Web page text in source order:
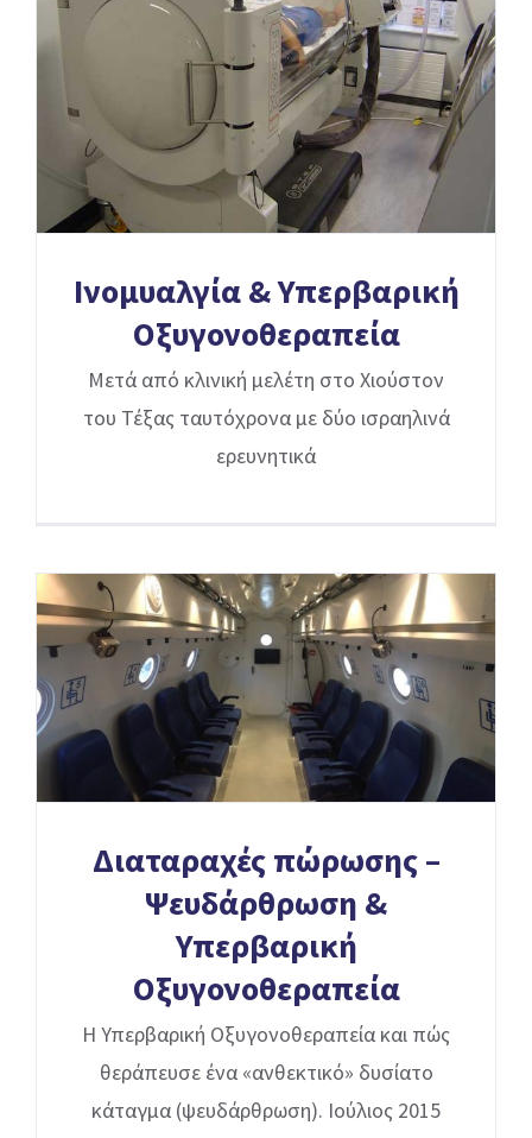
Ινομυαλγία & Υπερβαρική
Οξυγονοθεραπεία
Μετά από κλινική μελέτη στο Χιούστον
του Τέξας ταυτόχρονα με δύο ισραηλινά
ερευνητικά
Διαταραχές πώρωσης –
Ψευδάρθρωση &
Υπερβαρική
Οξυγονοθεραπεία
Η Υπερβαρική Οξυγονοθεραπεία και πώς
θεράπευσε ένα «ανθεκτικό» δυσίατο
κάταγμα (ψευδάρθρωση). Ιούλιος 2015